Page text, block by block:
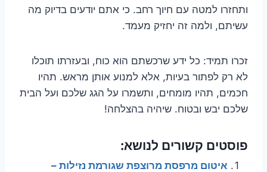
ותחזרו למטה עם חיוך רחב. כי אתם יודעים בדיוק מה
עשיתם, ולמה זה יחזיק מעמד.
זכרו תמיד: כל ידע שרכשתם הוא כוח, ובעזרתו תוכלו
לא רק לפתור בעיות, אלא למנוע אותן מראש. תהיו
חכמים, תהיו מומחים, ותשמרו על הגג שלכם ועל הבית
שלכם יבש ובטוח. שיהיה בהצלחה!
פוסטים קשורים לנושא:
איטום מרפסת מרוצפת שגורמת נזילות –